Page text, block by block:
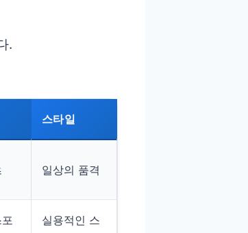
.
스타일
일상의 품격
실용적인 스